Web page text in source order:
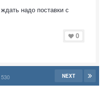
надо поставки с
0
NEXT